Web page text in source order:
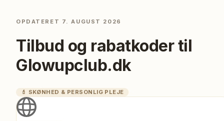
OPDATERET 7. AUGUST 2026
Tilbud og rabatkoder til
Glowupclub.dk
💄 SKØNHED & PERSONLIG PLEJE